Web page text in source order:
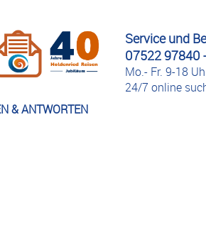
& ANTWORTEN
Service und
07522 97840
Mo.- Fr. 9-18
24/7 online